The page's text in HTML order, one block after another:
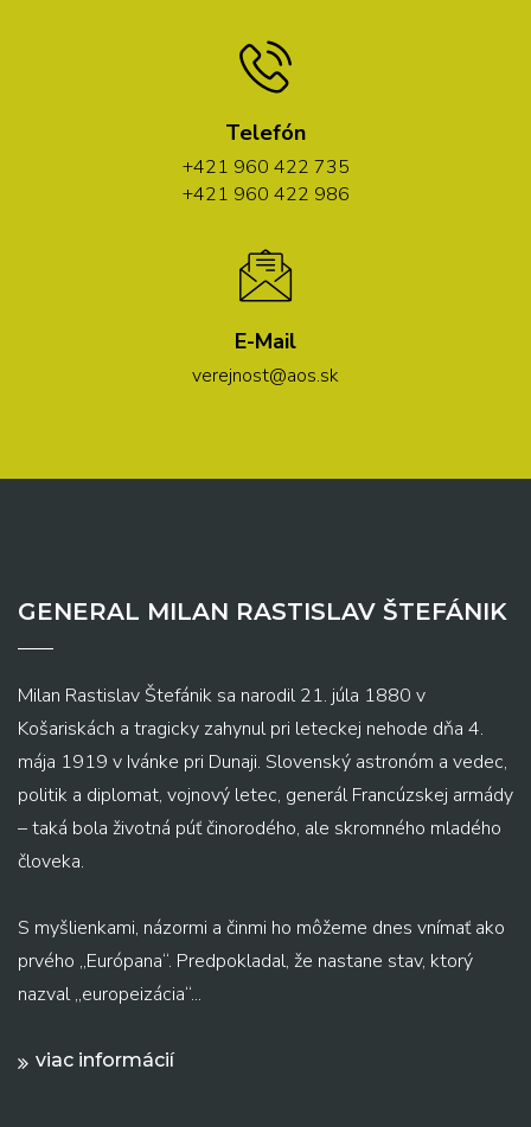
Telefón
+421 960 422 735
+421 960 422 986
E-Mail
verejnost@aos.sk
GENERAL MILAN RASTISLAV ŠTEFÁNIK
Milan Rastislav Štefánik sa narodil 21. júla 1880 v
Košariskách a tragicky zahynul pri leteckej nehode dňa 4.
mája 1919 v Ivánke pri Dunaji. Slovenský astronóm a vedec,
politik a diplomat, vojnový letec, generál Francúzskej armády
– taká bola životná púť činorodého, ale skromného mladého
človeka.
S myšlienkami, názormi a činmi ho môžeme dnes vnímať ako
prvého „Európana“. Predpokladal, že nastane stav, ktorý
nazval „europeizácia“...
viac informácií